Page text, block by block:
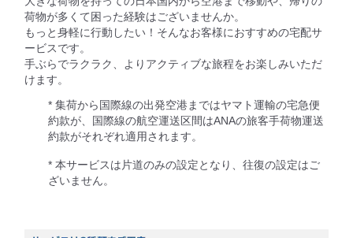
荷物が多くて困った経験はございませんか。
もっと身軽に行動したい！そんなお客様におすすめの宅配サ
ービスです。
手ぶらでラクラク、よりアクティブな旅程をお楽しみいただ
けます。
* 集荷から国際線の出発空港まではヤマト運輸の宅急便
約款が、国際線の航空運送区間はANAの旅客手荷物運送
約款がそれぞれ適用されます。
* 本サービスは片道のみの設定となり、往復の設定はご
ざいません。